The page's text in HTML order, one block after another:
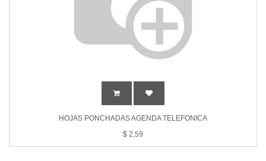
HOJAS PONCHADAS AGENDA TELEFONICA
$ 2,59